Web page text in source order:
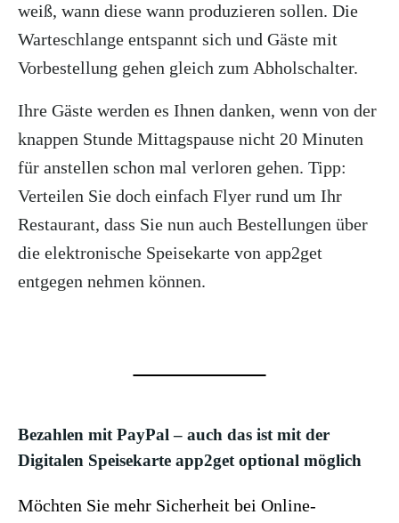
weiß, wann diese wann produzieren sollen. Die
Warteschlange entspannt sich und Gäste mit
Vorbestellung gehen gleich zum Abholschalter.
Ihre Gäste werden es Ihnen danken, wenn von der
knappen Stunde Mittagspause nicht 20 Minuten
für anstellen schon mal verloren gehen. Tipp:
Verteilen Sie doch einfach Flyer rund um Ihr
Restaurant, dass Sie nun auch Bestellungen über
die elektronische Speisekarte von app2get
entgegen nehmen können.
Bezahlen mit PayPal – auch das ist mit der
Digitalen Speisekarte app2get optional möglich
Möchten Sie mehr Sicherheit bei Online-